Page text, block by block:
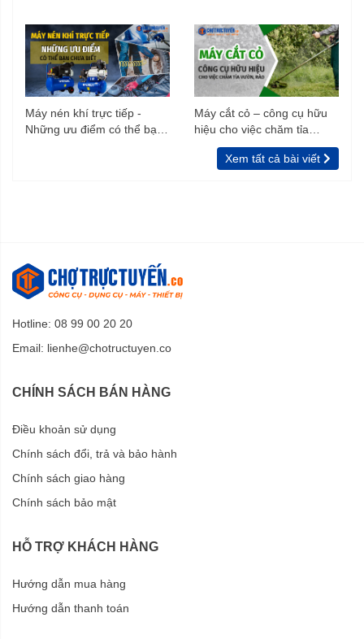
Máy nén khí trực tiếp -
Những ưu điểm có thể bạn
Máy cắt cỏ – công cụ hữu
hiệu cho việc chăm tỉa
vườn, rào
Xem tất cả bài viết
Hotline: 08 99 00 20 20
Email: lienhe@chotructuyen.co
CHÍNH SÁCH BÁN HÀNG
Điều khoản sử dụng
Chính sách đổi, trả và bảo hành
Chính sách giao hàng
Chính sách bảo mật
HỖ TRỢ KHÁCH HÀNG
Hướng dẫn mua hàng
Hướng dẫn thanh toán